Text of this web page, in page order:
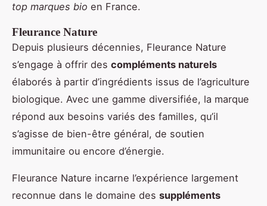
top marques bio en France.
Fleurance Nature
Depuis plusieurs décennies, Fleurance Nature
s’engage à offrir des compléments naturels
élaborés à partir d’ingrédients issus de l’agriculture
biologique. Avec une gamme diversifiée, la marque
répond aux besoins variés des familles, qu’il
s’agisse de bien-être général, de soutien
immunitaire ou encore d’énergie.
Fleurance Nature incarne l’expérience largement
reconnue dans le domaine des suppléments